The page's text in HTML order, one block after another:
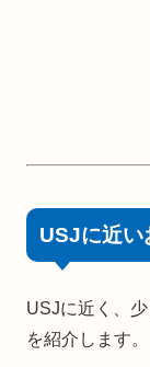
USJに近い
USJに近く、
を紹介します。